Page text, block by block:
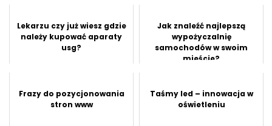
Lekarzu czy już wiesz gdzie
należy kupować aparaty
usg?
Jak znaleźć najlepszą
wypożyczalnię
samochodów w swoim
mieście?
Frazy do pozycjonowania
stron www
Taśmy led – innowacja w
oświetleniu